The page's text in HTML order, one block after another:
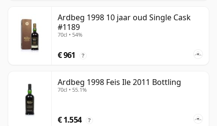
Ardbeg 1998 10 jaar oud Single Cask
#1189
70cl • 54%
€ 961 ?
Ardbeg 1998 Feis Ile 2011 Bottling
70cl • 55.1%
€ 1.554 ?